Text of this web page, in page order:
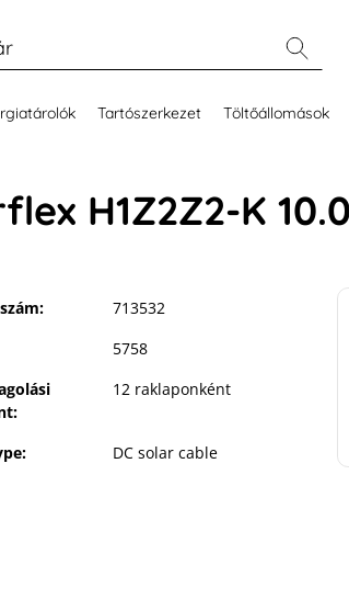
Tartószerkezet Töltőállomások
H1Z2Z2-K
713532
5758
12 raklaponként
DC solar cable